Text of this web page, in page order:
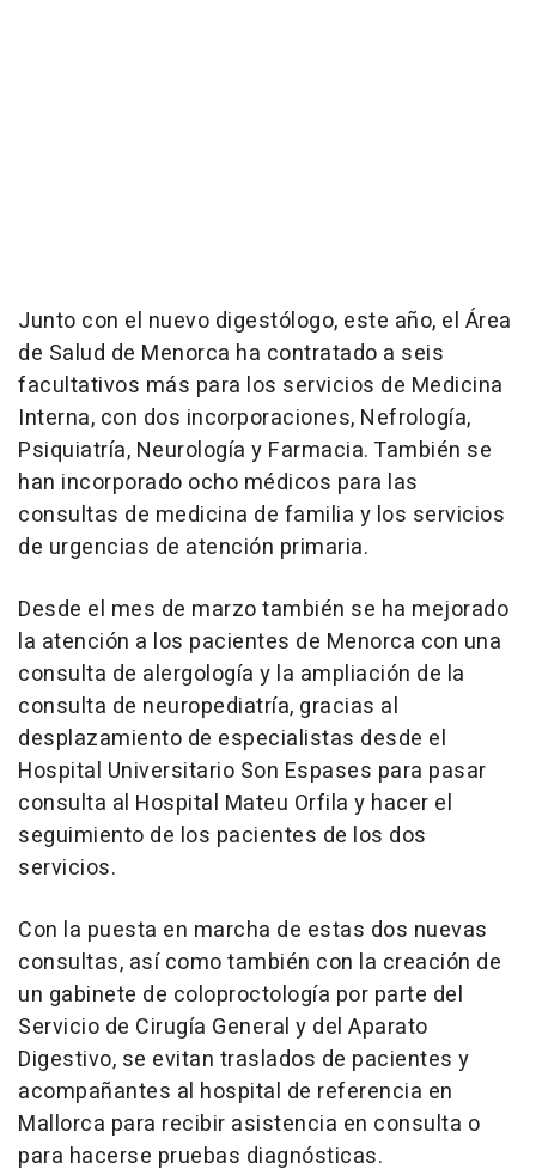
Junto con el nuevo digestólogo, este año, el Área
de Salud de Menorca ha contratado a seis
facultativos más para los servicios de Medicina
Interna, con dos incorporaciones, Nefrología,
Psiquiatría, Neurología y Farmacia. También se
han incorporado ocho médicos para las
consultas de medicina de familia y los servicios
de urgencias de atención primaria.
Desde el mes de marzo también se ha mejorado
la atención a los pacientes de Menorca con una
consulta de alergología y la ampliación de la
consulta de neuropediatría, gracias al
desplazamiento de especialistas desde el
Hospital Universitario Son Espases para pasar
consulta al Hospital Mateu Orfila y hacer el
seguimiento de los pacientes de los dos
servicios.
Con la puesta en marcha de estas dos nuevas
consultas, así como también con la creación de
un gabinete de coloproctología por parte del
Servicio de Cirugía General y del Aparato
Digestivo, se evitan traslados de pacientes y
acompañantes al hospital de referencia en
Mallorca para recibir asistencia en consulta o
para hacerse pruebas diagnósticas.